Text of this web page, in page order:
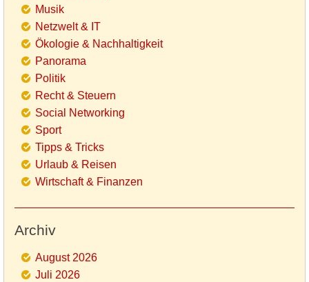
Musik
Netzwelt & IT
Ökologie & Nachhaltigkeit
Panorama
Politik
Recht & Steuern
Social Networking
Sport
Tipps & Tricks
Urlaub & Reisen
Wirtschaft & Finanzen
Archiv
August 2026
Juli 2026